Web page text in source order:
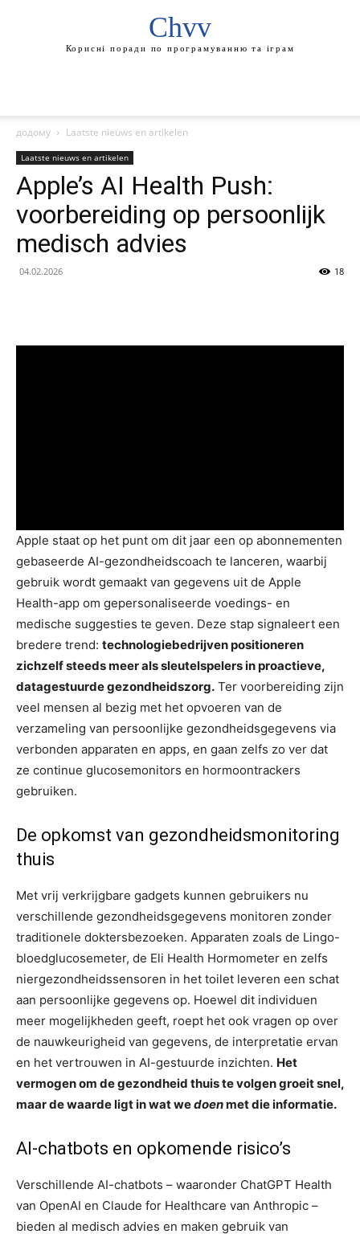
Chvv
Корисні поради по програмуванню та іграм
додому Laatste nieuws en artikelen
Laatste nieuws en artikelen
Apple’s AI Health Push:
voorbereiding op persoonlijk
medisch advies
04.02.2026 18
Apple staat op het punt om dit jaar een op abonnementen
gebaseerde AI-gezondheidscoach te lanceren, waarbij
gebruik wordt gemaakt van gegevens uit de Apple
Health-app om gepersonaliseerde voedings- en
medische suggesties te geven. Deze stap signaleert een
bredere trend: technologiebedrijven positioneren
zichzelf steeds meer als sleutelspelers in proactieve,
datagestuurde gezondheidszorg. Ter voorbereiding zijn
veel mensen al bezig met het opvoeren van de
verzameling van persoonlijke gezondheidsgegevens via
verbonden apparaten en apps, en gaan zelfs zo ver dat
ze continue glucosemonitors en hormoontrackers
gebruiken.
De opkomst van gezondheidsmonitoring
thuis
Met vrij verkrijgbare gadgets kunnen gebruikers nu
verschillende gezondheidsgegevens monitoren zonder
traditionele doktersbezoeken. Apparaten zoals de Lingo-
bloedglucosemeter, de Eli Health Hormometer en zelfs
niergezondheidssensoren in het toilet leveren een schat
aan persoonlijke gegevens op. Hoewel dit individuen
meer mogelijkheden geeft, roept het ook vragen op over
de nauwkeurigheid van gegevens, de interpretatie ervan
en het vertrouwen in AI-gestuurde inzichten. Het
vermogen om de gezondheid thuis te volgen groeit snel,
maar de waarde ligt in wat wedoenmet die informatie.
AI-chatbots en opkomende risico’s
Verschillende AI-chatbots – waaronder ChatGPT Health
van OpenAI en Claude for Healthcare van Anthropic –
bieden al medisch advies en maken gebruik van